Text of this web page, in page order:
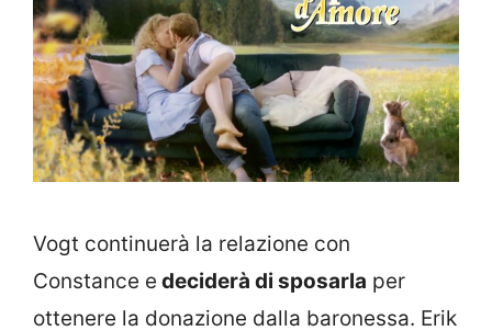
Vogt continuerà la relazione con
Constance e deciderà di sposarla per
ottenere la donazione dalla baronessa. Erik